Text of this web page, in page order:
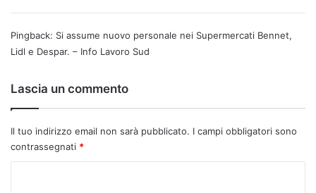
Pingback: Si assume nuovo personale nei Supermercati Bennet,
Lidl e Despar. – Info Lavoro Sud
Lascia un commento
Il tuo indirizzo email non sarà pubblicato. I campi obbligatori sono
contrassegnati *